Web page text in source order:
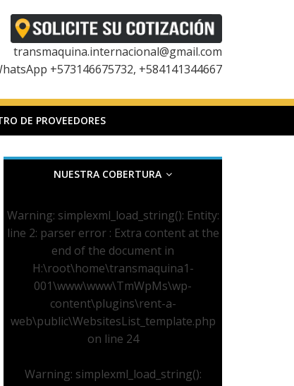
transmaquina.internacional@gmail.com
+573146675732, +584141344667
DE PROVEEDORES
NUESTRA COBERTURA
Warning: simplexml_load_string(): Entity:
line 2: parser error : Extra content at the
end of the document in
H:\root\home\transmaquina1-
001\www\www\TmWpMs\wp-
content\plugins\rent-a-
web\public\WebsitesList_template.php
on line 24
Warning: simplexml_load_string():